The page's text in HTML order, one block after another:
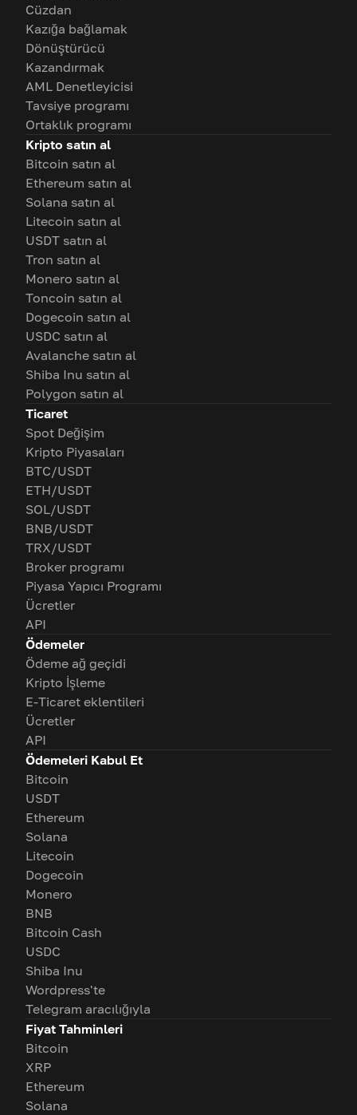
Cüzdan
Kazığa bağlamak
Dönüştürücü
Kazandırmak
AML Denetleyicisi
Tavsiye programı
Ortaklık programı
Kripto satın al
Bitcoin satın al
Ethereum satın al
Solana satın al
Litecoin satın al
USDT satın al
Tron satın al
Monero satın al
Toncoin satın al
Dogecoin satın al
USDC satın al
Avalanche satın al
Shiba Inu satın al
Polygon satın al
Ticaret
Spot Değişim
Kripto Piyasaları
BTC/USDT
ETH/USDT
SOL/USDT
BNB/USDT
TRX/USDT
Broker programı
Piyasa Yapıcı Programı
Ücretler
API
Ödemeler
Ödeme ağ geçidi
Kripto İşleme
E-Ticaret eklentileri
Ücretler
API
Ödemeleri Kabul Et
Bitcoin
USDT
Ethereum
Solana
Litecoin
Dogecoin
Monero
BNB
Bitcoin Cash
USDC
Shiba Inu
Wordpress'te
Telegram aracılığıyla
Fiyat Tahminleri
Bitcoin
XRP
Ethereum
Solana